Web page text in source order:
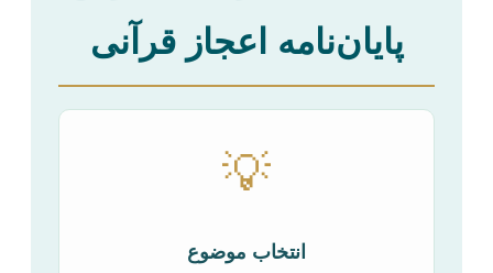
پایان‌نامه اعجاز قرآنی
💡
انتخاب موضوع